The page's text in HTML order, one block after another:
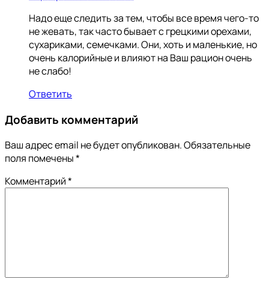
Надо еще следить за тем, чтобы все время чего-то
не жевать, так часто бывает с грецкими орехами,
сухариками, семечками. Они, хоть и маленькие, но
очень калорийные и влияют на Ваш рацион очень
не слабо!
Ответить
Добавить комментарий
Ваш адрес email не будет опубликован.Обязательные
поля помечены*
Комментарий*